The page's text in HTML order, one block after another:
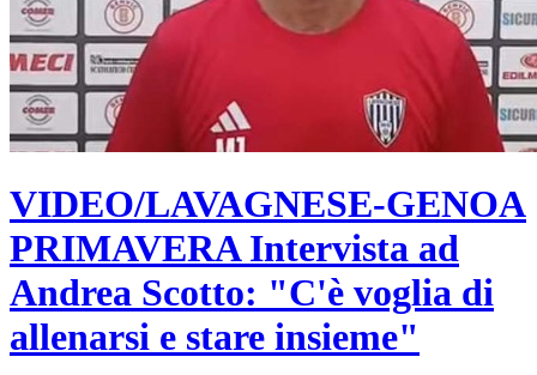
VIDEO/LAVAGNESE-GENOA
PRIMAVERA Intervista ad
Andrea Scotto: "C'è voglia di
allenarsi e stare insieme"